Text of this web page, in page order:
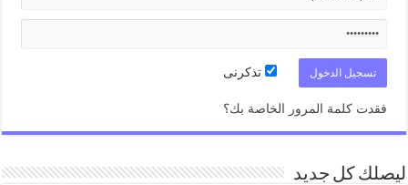
تذكرنى
فقدت كلمة المرور الخاصة بك؟
ليصلك كل جديد